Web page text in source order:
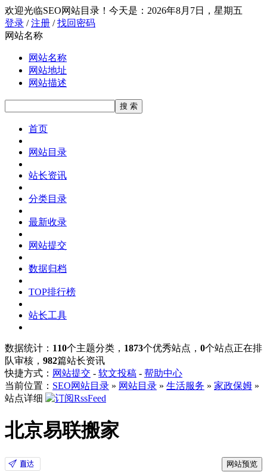
欢迎光临SEO网站目录！ 今天是：2026年8月7日，星期五
登录 /注册 /找回密码
网站名称
网站名称
网站地址
网站描述
首页
网站目录
站长资讯
分类目录
最新收录
网站提交
数据归档
TOP排行榜
站长工具
数据统计： 110个主题分类， 1873个优秀站点， 0个站点正在排
队审核， 982篇站长资讯
快捷方式： 网站提交 - 软文投稿 - 帮助中心
当前位置： SEO网站目录 » 网站目录 » 生活服务 » 家政保姆 »
站点详细
北京易联搬家
网站预览